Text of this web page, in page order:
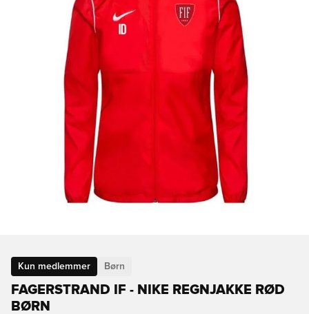
Kun medlemmer Børn
FAGERSTRAND IF - NIKE REGNJAKKE RØD
BØRN